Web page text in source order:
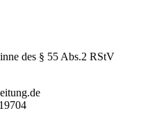
des § 55 Abs.2 RStV